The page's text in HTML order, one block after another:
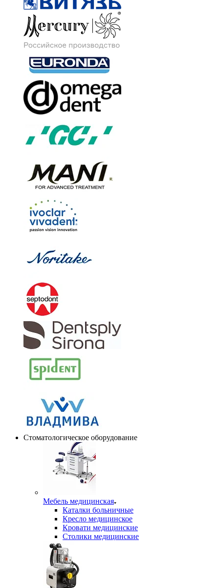
Стоматологическое оборудование
Мебель медицинская
Каталки больничные
Кресло медицинское
Кровати медицинские
Столики медицинские